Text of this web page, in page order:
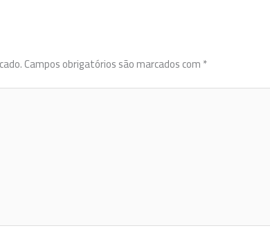
Campos obrigatórios são marcados com*